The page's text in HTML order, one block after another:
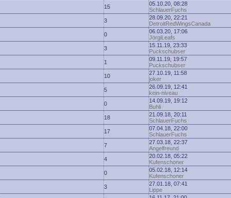
15
05.10.20, 08:28
SchlauerFuchs
3
28.09.20, 22:21
DetroitRedWingsCanada
0
06.03.20, 17:06
JörgiLeafs
3
15.11.19, 23:33
Puckschubser
1
09.11.19, 19:57
Puckschubser
10
27.10.19, 11:58
joker
5
26.09.19, 12:41
kein-niveau
0
14.09.19, 19:12
Buhli
18
21.09.18, 20:11
SchlauerFuchs
17
07.04.18, 22:00
SchlauerFuchs
7
27.03.18, 22:37
Angelfreund
4
20.02.18, 05:22
Kufenschoner
0
05.02.18, 12:14
Kufenschoner
3
27.01.18, 07:41
Lippe